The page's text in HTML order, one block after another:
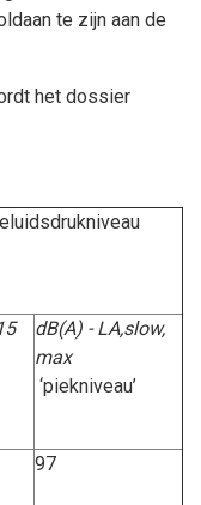
te zijn aan de
het dossier
dB(A) - LA,slow,
max
‘piekniveau’
97